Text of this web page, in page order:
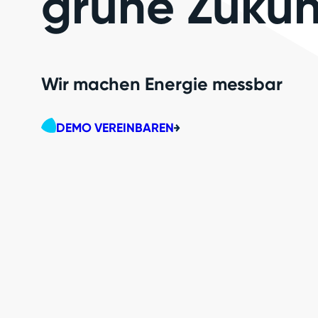
Wir machen Energie messbar
DEMO VEREINBAREN